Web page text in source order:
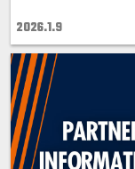
2026.1.9